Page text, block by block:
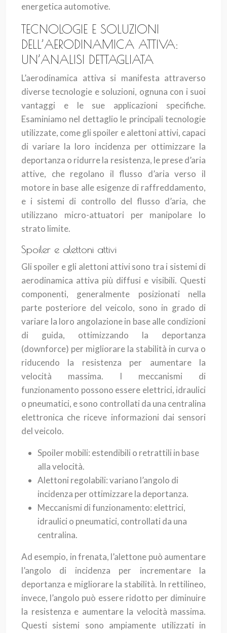
energetica automotive.
TECNOLOGIE E SOLUZIONI
DELL’AERODINAMICA ATTIVA:
UN’ANALISI DETTAGLIATA
L’aerodinamica attiva si manifesta attraverso
diverse tecnologie e soluzioni, ognuna con i suoi
vantaggi e le sue applicazioni specifiche.
Esaminiamo nel dettaglio le principali tecnologie
utilizzate, come gli spoiler e alettoni attivi, capaci
di variare la loro incidenza per ottimizzare la
deportanza o ridurre la resistenza, le prese d’aria
attive, che regolano il flusso d’aria verso il
motore in base alle esigenze di raffreddamento,
e i sistemi di controllo del flusso d’aria, che
utilizzano micro-attuatori per manipolare lo
strato limite.
Spoiler e alettoni attivi
Gli spoiler e gli alettoni attivi sono tra i sistemi di
aerodinamica attiva più diffusi e visibili. Questi
componenti, generalmente posizionati nella
parte posteriore del veicolo, sono in grado di
variare la loro angolazione in base alle condizioni
di guida, ottimizzando la deportanza
(downforce) per migliorare la stabilità in curva o
riducendo la resistenza per aumentare la
velocità massima. I meccanismi di
funzionamento possono essere elettrici, idraulici
o pneumatici, e sono controllati da una centralina
elettronica che riceve informazioni dai sensori
del veicolo.
Spoiler mobili: estendibili o retrattili in base
alla velocità.
Alettoni regolabili: variano l’angolo di
incidenza per ottimizzare la deportanza.
Meccanismi di funzionamento: elettrici,
idraulici o pneumatici, controllati da una
centralina.
Ad esempio, in frenata, l’alettone può aumentare
l’angolo di incidenza per incrementare la
deportanza e migliorare la stabilità. In rettilineo,
invece, l’angolo può essere ridotto per diminuire
la resistenza e aumentare la velocità massima.
Questi sistemi sono ampiamente utilizzati in